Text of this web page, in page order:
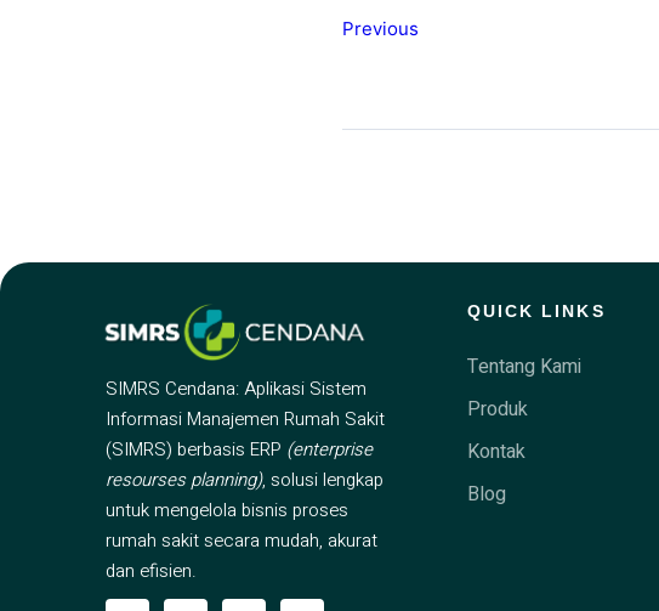
Previous
SIMRS Cendana: Aplikasi Sistem
Informasi Manajemen Rumah Sakit
(SIMRS) berbasis ERP (enterprise
resourses planning), solusi lengkap
untuk mengelola bisnis proses
rumah sakit secara mudah, akurat
dan efisien.
QUICK LINKS
Tentang Kami
Produk
Kontak
Blog